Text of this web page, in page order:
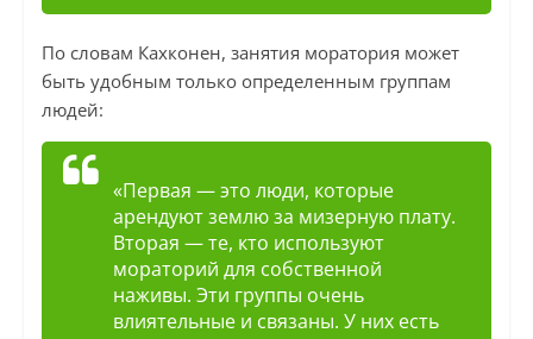
По словам Кахконен, занятия моратория может
быть удобным только определенным группам
людей:
«Первая — это люди, которые
арендуют землю за мизерную плату.
Вторая — те, кто используют
мораторий для собственной
наживы. Эти группы очень
влиятельные и связаны. У них есть